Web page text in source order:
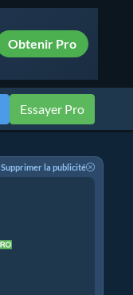
Obtenir Pro
Essayer Pro
Supprimer la publicité